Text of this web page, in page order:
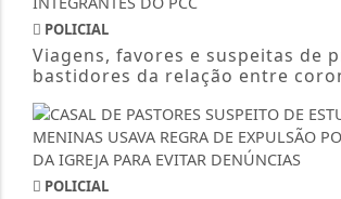
POLICIAL
Viagens, favores e suspeitas de
bastidores da relação entre
POLICIAL